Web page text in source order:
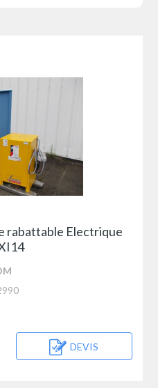
rabattable Electrique
DEVIS